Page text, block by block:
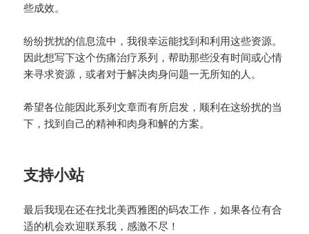
些成效。
纷纷扰扰的信息流中，我很幸运能找到和利用这些资源。
因此想写下这个伤痛治疗系列，帮助那些没有时间或心情
来寻求资源，或者对于解决肉身问题一无所知的人。
希望各位能因此系列文章而有所启发，顺利在这纷扰的当
下，找到自己的精神和肉身和解的方案。
支持小站
最后我现在还在找北美西雅图的码农工作，如果各位有合
适的机会欢迎联系我，感激不尽！